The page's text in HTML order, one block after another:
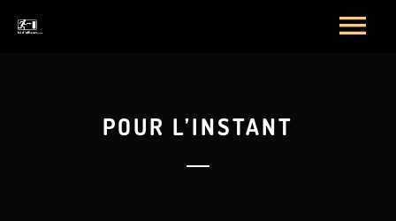
POUR L’INSTANT